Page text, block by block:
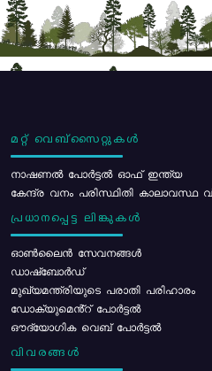
മറ്റ് വെബ്സൈറ്റുകൾ
നാഷണൽ പോർട്ടൽ ഓഫ് ഇന്ത്യ
കേന്ദ്ര വനം പരിസ്ഥിതി കാലാവസ്ഥ
പ്രധാനപ്പെട്ട ലിങ്കുകൾ
ഓൺലൈൻ സേവനങ്ങൾ
ഡാഷ്ബോർഡ്
മുഖ്യമന്ത്രിയുടെ പരാതി പരിഹാരം
ഡോക്യുമെൻ്റ് പോർട്ടൽ
ഔദ്യോഗിക വെബ് പോർട്ടൽ
വിവരങ്ങൾ